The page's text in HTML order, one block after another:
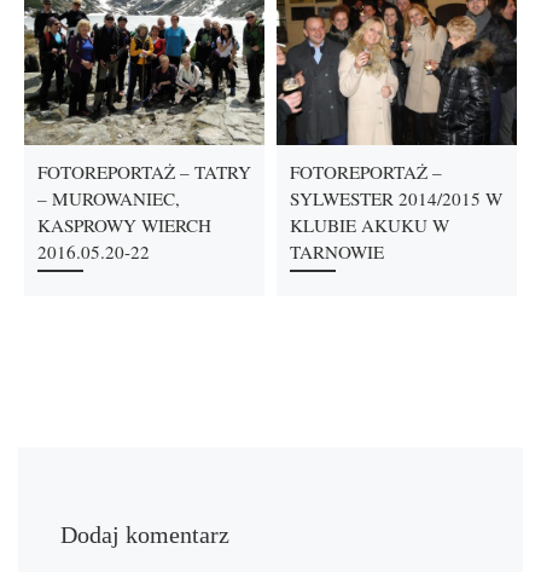
FOTOREPORTAŻ – TATRY
– MUROWANIEC,
KASPROWY WIERCH
2016.05.20-22
FOTOREPORTAŻ –
SYLWESTER 2014/2015 W
KLUBIE AKUKU W
TARNOWIE
Dodaj komentarz